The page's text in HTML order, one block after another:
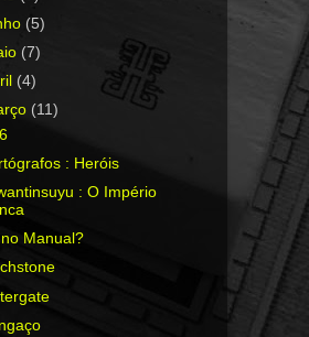
(5)
(7)
(4)
(11)
: Heróis
: O Império
Manual?